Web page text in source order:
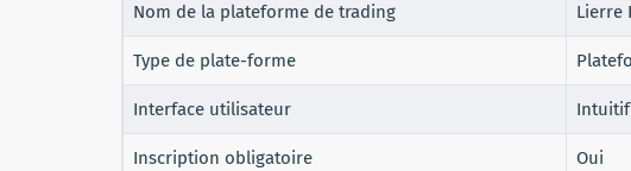
Nom de la plateforme de trading Lierre
Type de plate-forme
Interface utilisateur
Inscription obligatoire Oui